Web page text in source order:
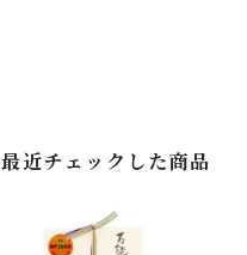
最近チェックした商品